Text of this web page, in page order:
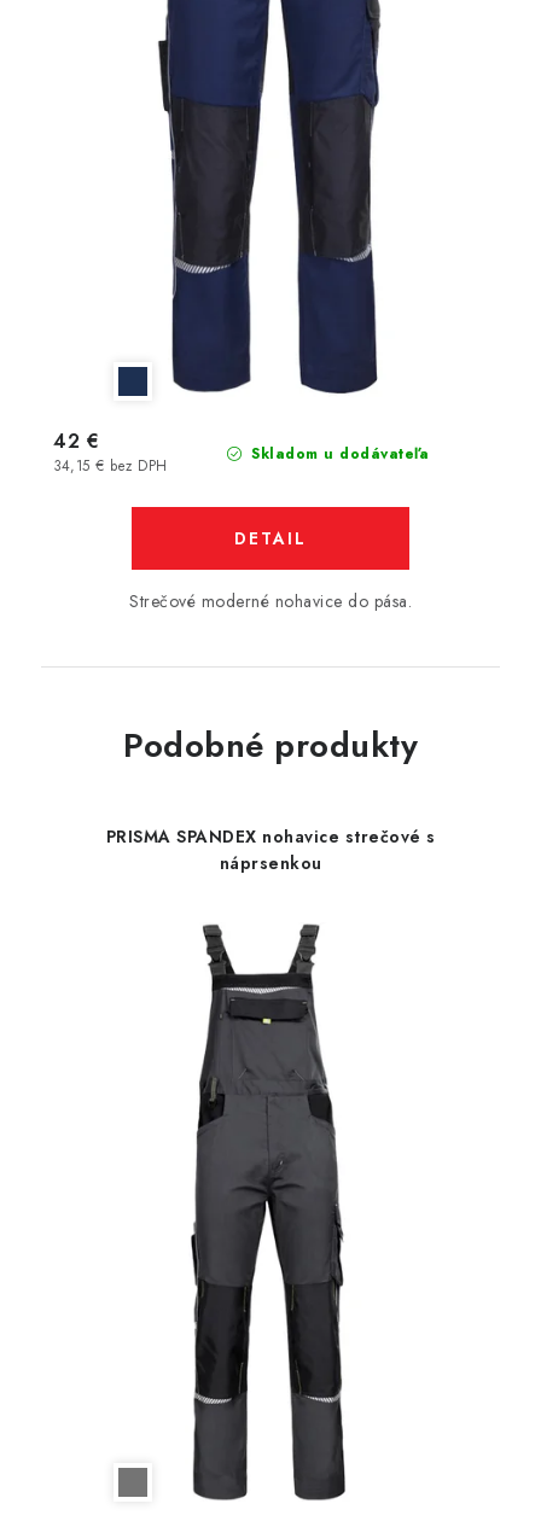
Skladom u dodávateľa
34,15 € bez DPH
42 €
DETAIL
Strečové moderné nohavice do pása.
Podobné produkty
PRISMA SPANDEX nohavice strečové s
náprsenkou